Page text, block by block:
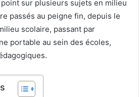
sur plusieurs sujets en milieu
passés au peigne fin, depuis le
scolaire, passant par
portable au sein des écoles,